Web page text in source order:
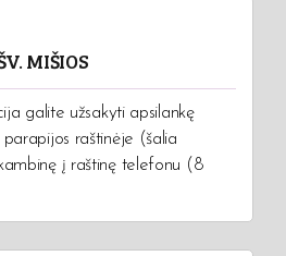
MIŠIOS
galite užsakyti apsilankę
raštinėje (šalia
į raštinę telefonu (8